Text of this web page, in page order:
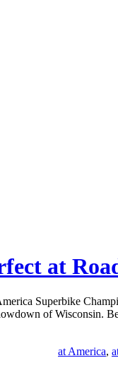
at
Superbike
of Wisconsin.
at America,